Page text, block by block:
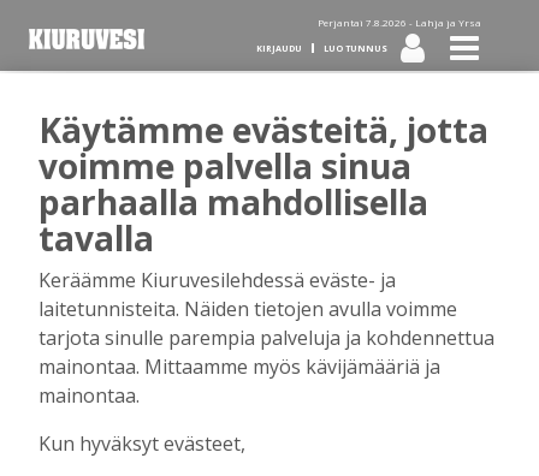
Perjantai 7.8.2026 - Lahja ja Yrsa
KIRJAUDU LUO TUNNUS
Tilaa Kiuruvesi-lehti diginä
tai kotiinkannettuna!
Kirjaudu
Sähköposti
Käytämme evästeitä, jotta
voimme palvella sinua
parhaalla mahdollisella
tavalla
Keräämme Kiuruvesilehdessä eväste- ja
laitetunnisteita. Näiden tietojen avulla voimme
tarjota sinulle parempia palveluja ja kohdennettua
mainontaa. Mittaamme myös kävijämääriä ja
mainontaa.
Kun hyväksyt evästeet,